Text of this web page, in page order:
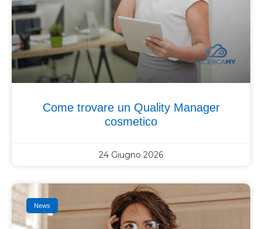
Come trovare un Quality Manager
cosmetico
24 Giugno 2026
News